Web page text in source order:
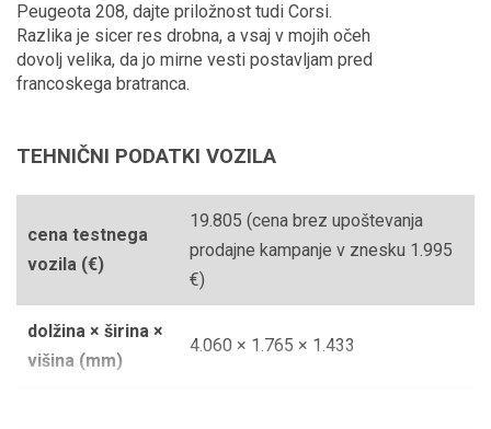
Peugeota 208, dajte priložnost tudi Corsi.
Razlika je sicer res drobna, a vsaj v mojih očeh
dovolj velika, da jo mirne vesti postavljam pred
francoskega bratranca.
TEHNIČNI PODATKI VOZILA
cena testnega
vozila (€)
19.805 (cena brez upoštevanja
prodajne kampanje v znesku 1.995
€)
dolžina × širina ×
višina (mm)
4.060 × 1.765 × 1.433